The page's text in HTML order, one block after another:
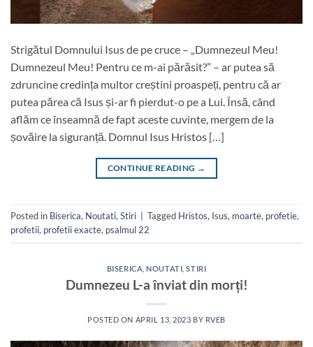
Strigătul Domnului Isus de pe cruce – „Dumnezeul Meu!
Dumnezeul Meu! Pentru ce m-ai părăsit?” – ar putea să
zdruncine credința multor creștini proaspeți, pentru că ar
putea părea că Isus și-ar fi pierdut-o pe a Lui. Însă, când
aflăm ce înseamnă de fapt aceste cuvinte, mergem de la
șovăire la siguranță. Domnul Isus Hristos […]
CONTINUE READING →
Posted in Biserica, Noutati,Stiri Tagged Hristos, Isus, moarte, profetie,
profetii, profetii exacte, psalmul 22
BISERICA ,NOUTATI ,STIRI
Dumnezeu L-a înviat din morți!
POSTED ON APRIL 13, 2023 BY RVEB